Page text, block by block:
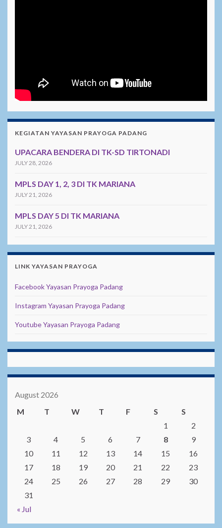
KEGIATAN YAYASAN PRAYOGA PADANG
UPACARA BENDERA DI TK-SD TIRTONADI
JULY 28, 2026
MPLS DAY 1, 2, 3 DI TK MARIANA
JULY 21, 2026
MPLS DAY 5 DI TK MARIANA
JULY 21, 2026
LINK YAYASAN PRAYOGA
Facebook Yayasan Prayoga Padang
Instagram Yayasan Prayoga Padang
Youtube Yayasan Prayoga Padang
August 2026
M
T W T F S S
« Jul
1
2
3
4 5 6 7 8
9
10
11 12 13 14 15
16
17
18 19 20 21 22
23
24
25 26 27 28 29
30
31